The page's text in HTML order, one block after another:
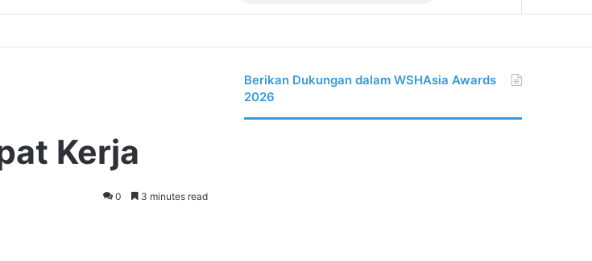
for
Kerja
0 3 minutes read
Berikan Dukungan dalam WSHAsia Awards
2026